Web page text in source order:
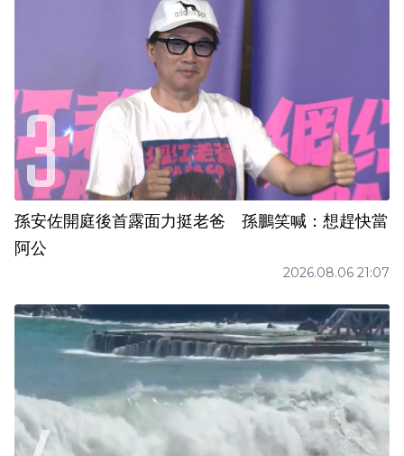
孫安佐開庭後首露面力挺老爸 孫鵬笑喊：想趕快當
阿公
2026.08.06 21:07